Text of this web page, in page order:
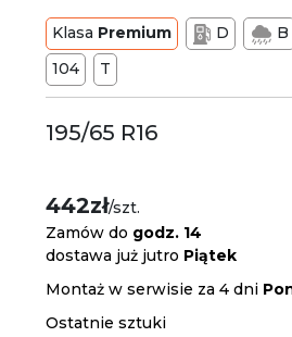
Klasa Premium D B
104
T
195/65 R16
442zł/szt.
Zamów do godz. 14
dostawa już jutro Piątek
Montaż w serwisie za 4 dni
Ostatnie sztuki